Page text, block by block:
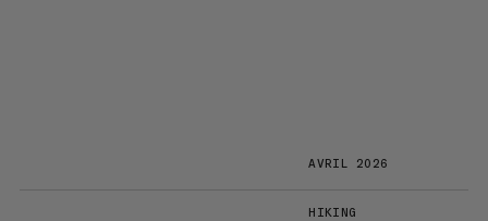
AVRIL 2026
HIKING